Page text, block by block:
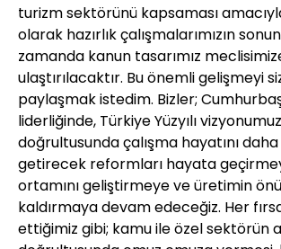
turizm sektörünü kapsaması
olarak hazırlık çalışmalarımızın
zamanda kanun tasarımız
ulaştırılacaktır. Bu önemli gelişmeyi
paylaşmak istedim. Bizler;
liderliğinde, Türkiye Yüzyılı vizyonumuz
doğrultusunda çalışma hayatını
getirecek reformları hayata
ortamını geliştirmeye ve üretimin
kaldırmaya devam edeceğiz. Her
ettiğimiz gibi; kamu ile özel sektörün